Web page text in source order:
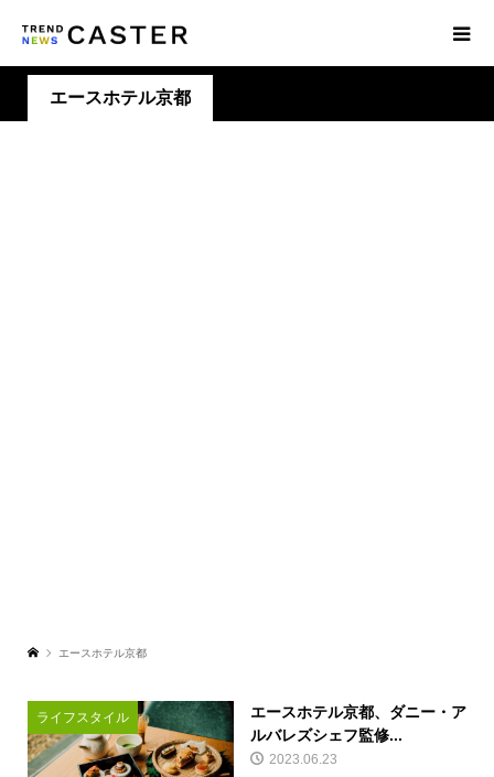
エースホテル京都
エースホテル京都
ライフスタイル
エースホテル京都、ダニー・ア
ルバレズシェフ監修...
2023.06.23